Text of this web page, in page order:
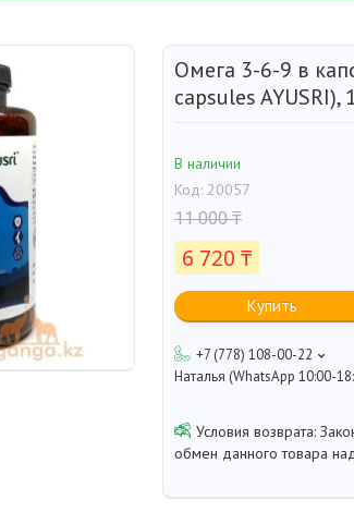
Омега 3-6-9 в
capsules AYUSRI),
В наличии
Код: 20057
11 000 ₸
6 720 ₸
Купить
+7 (778) 108-00-22
Наталья (WhatsApp 10:00-
обмен данного товара